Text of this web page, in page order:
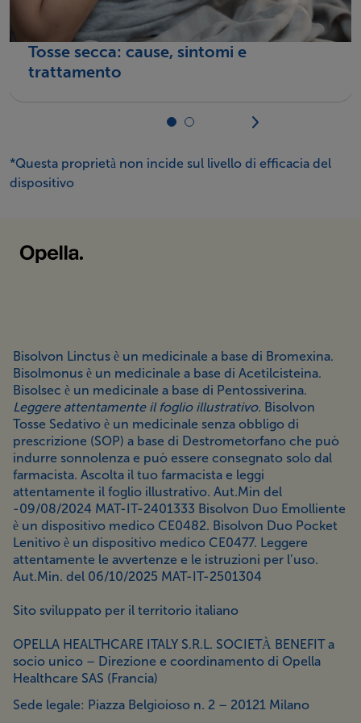
Tosse secca: cause, sintomi e
trattamento
*Questa proprietà non incide sul livello di efficacia del
dispositivo
Bisolvon Linctus è un medicinale a base di Bromexina.
Bisolmonus è un medicinale a base di Acetilcisteina.
Bisolsec è un medicinale a base di Pentossiverina.
Leggere attentamente il foglio illustrativo. Bisolvon
Tosse Sedativo è un medicinale senza obbligo di
prescrizione (SOP) a base di Destrometorfano che può
indurre sonnolenza e può essere consegnato solo dal
farmacista. Ascolta il tuo farmacista e leggi
attentamente il foglio illustrativo. Aut.Min del
-09/08/2024 MAT-IT-2401333 Bisolvon Duo Emolliente
è un dispositivo medico CE0482. Bisolvon Duo Pocket
Lenitivo è un dispositivo medico CE0477. Leggere
attentamente le avvertenze e le istruzioni per l’uso.
Aut.Min. del 06/10/2025 MAT-IT-2501304
Sito sviluppato per il territorio italiano
OPELLA HEALTHCARE ITALY S.R.L. SOCIETÀ BENEFIT a
socio unico – Direzione e coordinamento di Opella
Healthcare SAS (Francia)
Sede legale: Piazza Belgioioso n. 2 – 20121 Milano